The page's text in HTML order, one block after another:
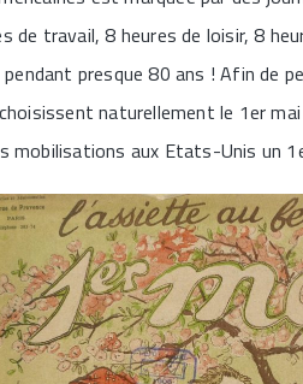
de travail, 8 heures de loisir, 8
presque 80 ans ! Afin de
naturellement le 1er
mobilisations aux Etats-Unis un